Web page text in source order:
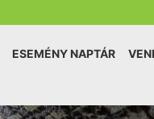
ESEMÉNY NAPTÁR